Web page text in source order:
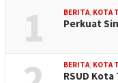
1 BERITA, KOTA
Perkuat
BERITA, KOTA
RSUD